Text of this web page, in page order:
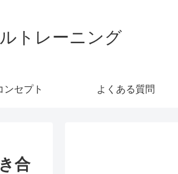
トレーニング
ンセプト よくある質問
合